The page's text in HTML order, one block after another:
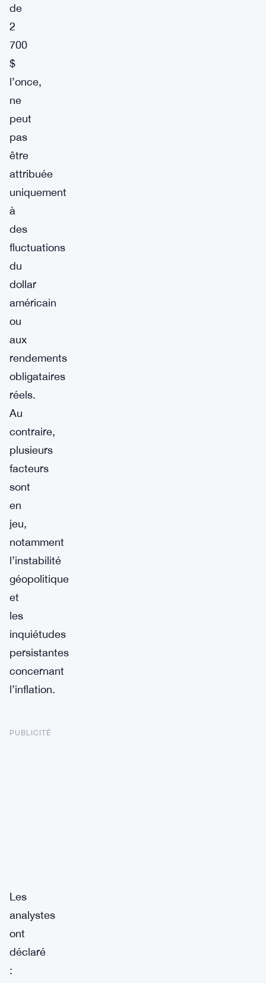
de
2
700
$
l’once,
ne
peut
pas
être
attribuée
uniquement
à
des
fluctuations
du
dollar
américain
ou
aux
rendements
obligataires
réels.
Au
contraire,
plusieurs
facteurs
sont
en
jeu,
notamment
l’instabilité
géopolitique
et
les
inquiétudes
persistantes
concernant
l’inflation.
PUBLICITÉ
Les
analystes
ont
déclaré
: